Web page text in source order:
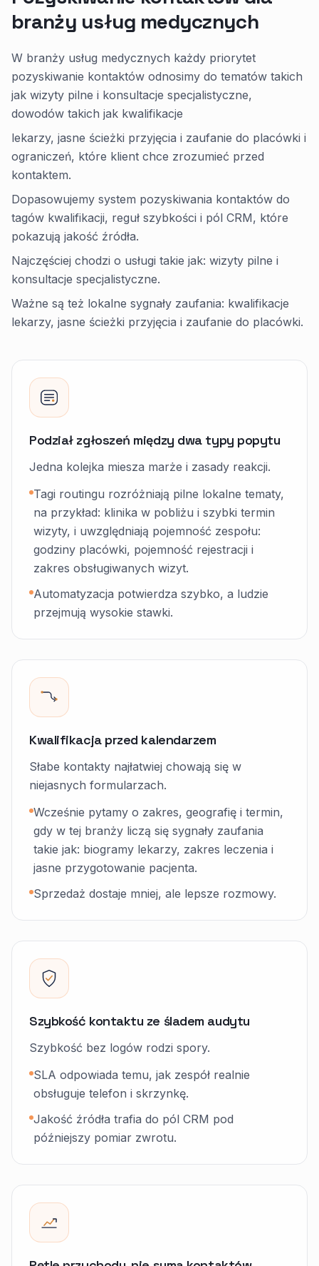
branży usług medycznych
W branży usług medycznych każdy priorytet
pozyskiwanie kontaktów odnosimy do tematów takich
jak wizyty pilne i konsultacje specjalistyczne,
dowodów takich jak kwalifikacje
lekarzy, jasne ścieżki przyjęcia i zaufanie do placówki i
ograniczeń, które klient chce zrozumieć przed
kontaktem.
Dopasowujemy system pozyskiwania kontaktów do
tagów kwalifikacji, reguł szybkości i pól CRM, które
pokazują jakość źródła.
Najczęściej chodzi o usługi takie jak: wizyty pilne i
konsultacje specjalistyczne.
Ważne są też lokalne sygnały zaufania: kwalifikacje
lekarzy, jasne ścieżki przyjęcia i zaufanie do placówki.
Podział zgłoszeń między dwa typy popytu
Jedna kolejka miesza marże i zasady reakcji.
Tagi routingu rozróżniają pilne lokalne tematy,
na przykład: klinika w pobliżu i szybki termin
wizyty, i uwzględniają pojemność zespołu:
godziny placówki, pojemność rejestracji i
zakres obsługiwanych wizyt.
Automatyzacja potwierdza szybko, a ludzie
przejmują wysokie stawki.
Kwalifikacja przed kalendarzem
Słabe kontakty najłatwiej chowają się w
niejasnych formularzach.
Wcześnie pytamy o zakres, geografię i termin,
gdy w tej branży liczą się sygnały zaufania
takie jak: biogramy lekarzy, zakres leczenia i
jasne przygotowanie pacjenta.
Sprzedaż dostaje mniej, ale lepsze rozmowy.
Szybkość kontaktu ze śladem audytu
Szybkość bez logów rodzi spory.
SLA odpowiada temu, jak zespół realnie
obsługuje telefon i skrzynkę.
Jakość źródła trafia do pól CRM pod
późniejszy pomiar zwrotu.